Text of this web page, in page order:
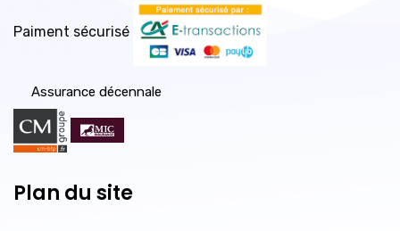
Paiment sécurisé
Assurance décennale
Plan du site